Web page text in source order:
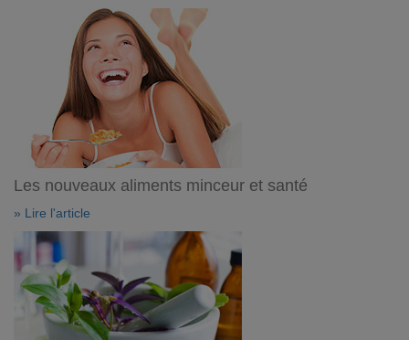
Les nouveaux aliments minceur et santé
» Lire l'article